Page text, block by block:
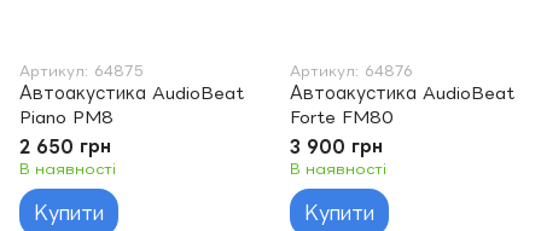
Артикул: 64875
Автоакустика AudioBeat
Piano PM8
2 650 грн
В наявності
Купити
Артикул: 64876
Автоакустика AudioBeat
Forte FM80
3 900 грн
В наявності
Купити